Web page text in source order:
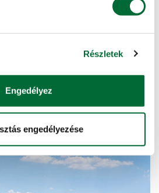
Részletek
Engedélyez
engedélyezése